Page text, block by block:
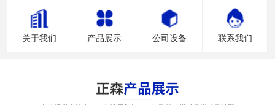
关于我们 产品展示 公司设备 联系我们